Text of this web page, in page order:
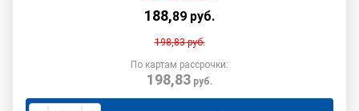
188,89 руб.
198,83руб.
По картам рассрочки:
198,83руб.